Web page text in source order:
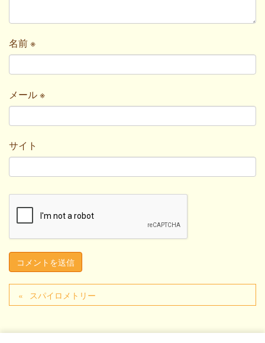
名前※
メール※
サイト
スパイロメトリー